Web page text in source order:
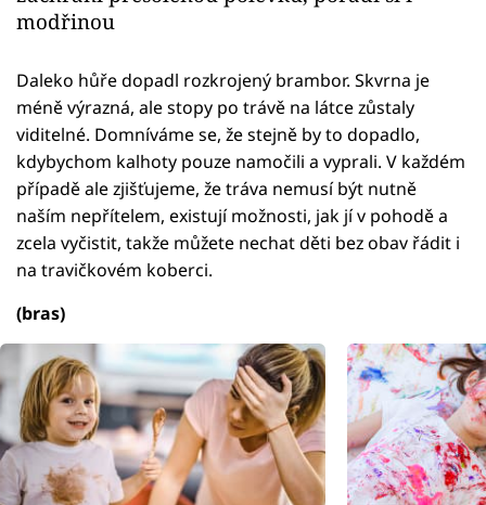
modřinou
Daleko hůře dopadl rozkrojený brambor. Skvrna je
méně výrazná, ale stopy po trávě na látce zůstaly
viditelné. Domníváme se, že stejně by to dopadlo,
kdybychom kalhoty pouze namočili a vyprali. V každém
případě ale zjišťujeme, že tráva nemusí být nutně
naším nepřítelem, existují možnosti, jak jí v pohodě a
zcela vyčistit, takže můžete nechat děti bez obav řádit i
na travičkovém koberci.
(bras)